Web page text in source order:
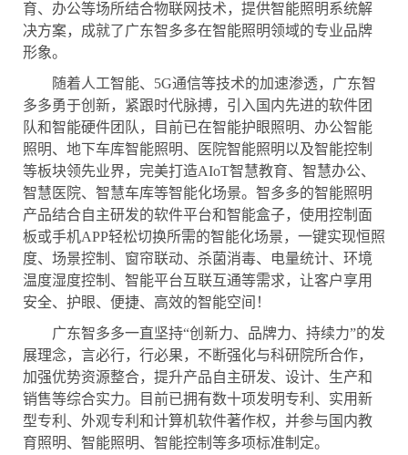
育、办公等场所结合物联网技术，提供智能照明系统解
决方案，成就了广东智多多在智能照明领域的专业品牌
形象。
随着人工智能、 5G通信等技术的加速渗透， 广东智
多多勇于创新，紧跟时代脉搏，引入国内先进的软件团
队和智能硬件团队，目前已在智能护眼照明、 办公智能
照明、 地下车库智能照明、医院智能照明以及智能控制
等板块领先业界，完美打造AIoT智慧教育、智慧办公、
智慧医院、智慧车库等智能化场景。 智多多的智能照明
产品结合自主研发的软件平台和智能盒子，使用控制面
板或手机APP轻松切换所需的智能化场景，一键实现恒照
度、场景控制、窗帘联动、杀菌消毒、 电量统计、 环境
温度湿度控制、 智能平台互联互通等需求，让客户享用
安全、护眼、 便捷、 高效的智能空间！
广东智多多一直坚持“创新力、品牌力、持续力”的发
展理念，言必行，行必果，不断强化与科研院所合作，
加强优势资源整合，提升产品自主研发、设计、生产和
销售等综合实力。目前已拥有数十项发明专利、实用新
型专利、外观专利和计算机软件著作权，并参与国内教
育照明、智能照明、智能控制等多项标准制定。